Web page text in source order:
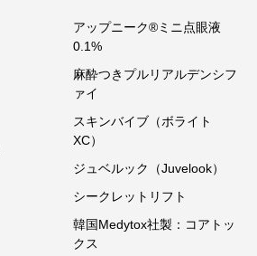
アップニーク®ミニ点眼液
0.1%
麻酔つきプルリアルデンシフ
ァイ
スキンバイブ（ボライト
XC）
ジュベルック（Juvelook）
シークレットリフト
韓国Medytox社製：コアトッ
クス